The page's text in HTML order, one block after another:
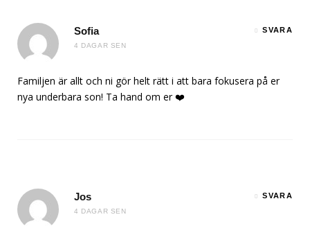
Sofia
4 DAGAR SEN
SVARA
Familjen är allt och ni gör helt rätt i att bara fokusera på er
nya underbara son! Ta hand om er ❤️
Jos
4 DAGAR SEN
SVARA